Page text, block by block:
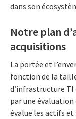
dans son
Notre plan
acquisitions
La portée et
fonction de la
d’infrastructure TI
par une évaluation
évalue les actifs et